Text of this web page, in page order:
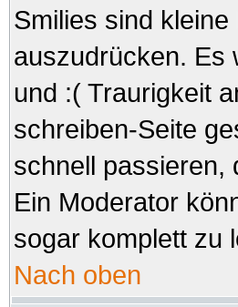
Smilies sind
auszudrücken. Es
und :( Traurigkeit
schreiben-Seite
schnell passieren,
Ein Moderator
sogar komplett zu
Nach oben